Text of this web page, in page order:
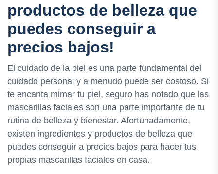
productos de belleza que
puedes conseguir a
precios bajos!
El cuidado de la piel es una parte fundamental del
cuidado personal y a menudo puede ser costoso. Si
te encanta mimar tu piel, seguro has notado que las
mascarillas faciales son una parte importante de tu
rutina de belleza y bienestar. Afortunadamente,
existen ingredientes y productos de belleza que
puedes conseguir a precios bajos para hacer tus
propias mascarillas faciales en casa.